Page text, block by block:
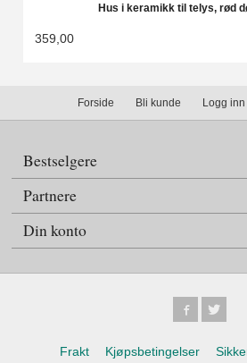
Hus i keramikk til telys, rød
359,00
Forside Bli kunde Logg inn
Bestselgere
Partnere
Din konto
Frakt Kjøpsbetingelser